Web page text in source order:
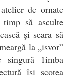
de ornate
timp să asculte
şi seara să
la „isvor”
singură 1imba
îşi scotea